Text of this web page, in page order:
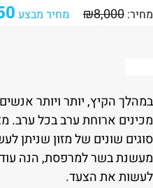
מחיר: ₪8,000 מחיר מבצע
במהלך הקיץ, יותר ויותר
מכינים ארוחת ערב בכל ערב.
סוגים שונים של מזון שניתן
מעשנת בשר למרפסת, הנה
לעשות את הצעד.